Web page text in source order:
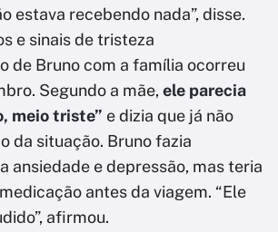
estava recebendo nada”, disse.
e sinais de tristeza
de Bruno com a família ocorreu
Segundo a mãe, ele parecia
meio triste” e dizia que já não
da situação. Bruno fazia
ansiedade e depressão, mas teria
antes da viagem. “Ele
afirmou.